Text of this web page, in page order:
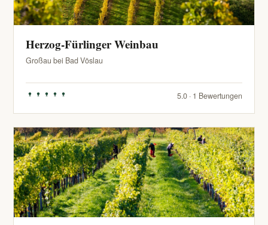
Herzog-Fürlinger Weinbau
Großau bei Bad Vöslau
5.0 · 1 Bewertungen